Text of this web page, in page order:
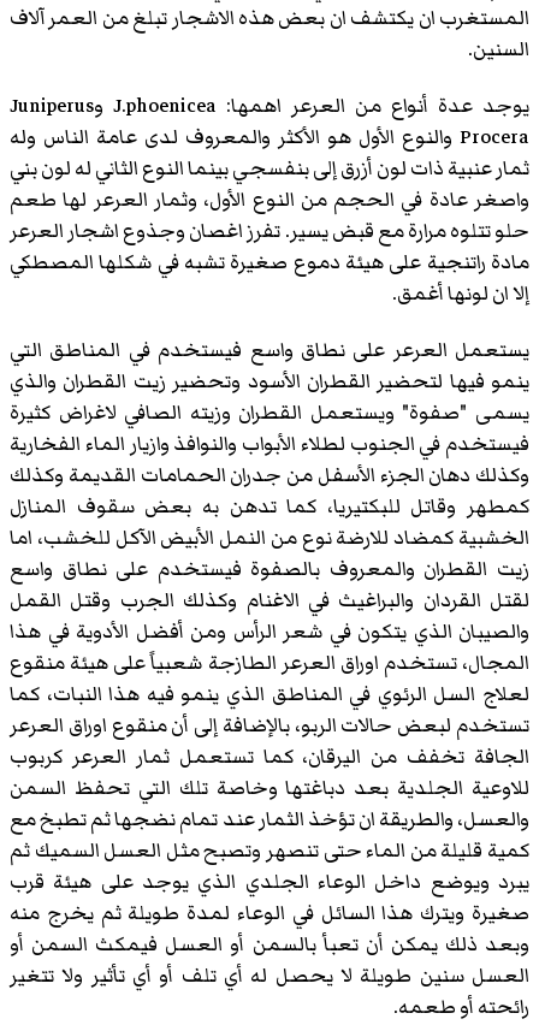
المستغرب ان يكتشف ان بعض هذه الاشجار تبلغ من العمر آلاف
السنين.
يوجد عدة أنواع من العرعر اهمها: J.phoenicea وJuniperus
Procera والنوع الأول هو الأكثر والمعروف لدى عامة الناس وله
ثمار عنبية ذات لون أزرق إلى بنفسجي بينما النوع الثاني له لون بني
واصغر عادة في الحجم من النوع الأول، وثمار العرعر لها طعم
حلو تتلوه مرارة مع قبض يسير. تفرز اغصان وجذوع اشجار العرعر
مادة راتنجية على هيئة دموع صغيرة تشبه في شكلها المصطكي
إلا ان لونها أغمق.
يستعمل العرعر على نطاق واسع فيستخدم في المناطق التي
ينمو فيها لتحضير القطران الأسود وتحضير زيت القطران والذي
يسمى "صفوة" ويستعمل القطران وزيته الصافي لاغراض كثيرة
فيستخدم في الجنوب لطلاء الأبواب والنوافذ وازيار الماء الفخارية
وكذلك دهان الجزء الأسفل من جدران الحمامات القديمة وكذلك
كمطهر وقاتل للبكتيريا، كما تدهن به بعض سقوف المنازل
الخشبية كمضاد للارضة نوع من النمل الأبيض الآكل للخشب، اما
زيت القطران والمعروف بالصفوة فيستخدم على نطاق واسع
لقتل القردان والبراغيث في الاغنام وكذلك الجرب وقتل القمل
والصيبان الذي يتكون في شعر الرأس ومن أفضل الأدوية في هذا
المجال، تستخدم اوراق العرعر الطازجة شعبياً على هيئة منقوع
لعلاج السل الرئوي في المناطق الذي ينمو فيه هذا النبات، كما
تستخدم لبعض حالات الربو، بالإضافة إلى أن منقوع اوراق العرعر
الجافة تخفف من اليرقان، كما تستعمل ثمار العرعر كربوب
للاوعية الجلدية بعد دباغتها وخاصة تلك التي تحفظ السمن
والعسل، والطريقة ان تؤخذ الثمار عند تمام نضجها ثم تطبخ مع
كمية قليلة من الماء حتى تنصهر وتصبح مثل العسل السميك ثم
يبرد ويوضع داخل الوعاء الجلدي الذي يوجد على هيئة قرب
صغيرة ويترك هذا السائل في الوعاء لمدة طويلة ثم يخرج منه
وبعد ذلك يمكن أن تعبأ بالسمن أو العسل فيمكث السمن أو
العسل سنين طويلة لا يحصل له أي تلف أو أي تأثير ولا تتغير
رائحته أو طعمه.